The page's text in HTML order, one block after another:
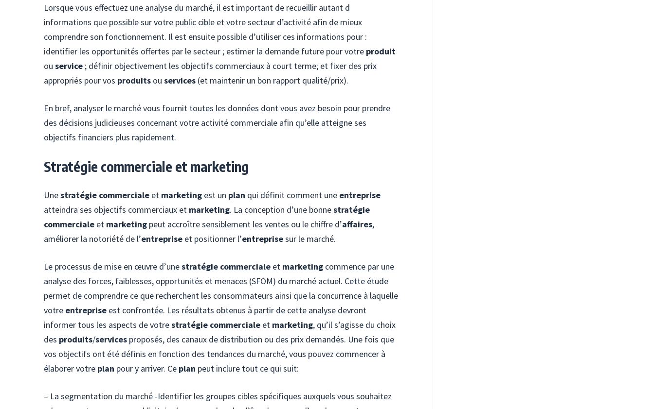
Lorsque vous effectuez une analyse du marché, il est important de recueillir autant d
informations que possible sur votre public cible et votre secteur d’activité afin de mieux
comprendre son fonctionnement. Il est ensuite possible d’utiliser ces informations pour :
identifier les opportunités offertes par le secteur ; estimer la demande future pour votre produit
ouservice ; définir objectivement les objectifs commerciaux à court terme; et fixer des prix
appropriés pour vos produits ouservices (et maintenir un bon rapport qualité/prix).
En bref, analyser le marché vous fournit toutes les données dont vous avez besoin pour prendre
des décisions judicieuses concernant votre activité commerciale afin qu’elle atteigne ses
objectifs financiers plus rapidement.
Stratégie commerciale et marketing
Unestratégie commerciale et marketing est un plan qui définit comment une entreprise
atteindra ses objectifs commerciaux et marketing. La conception d’une bonnestratégie
commerciale et marketing peut accroître sensiblement les ventes ou le chiffre d’affaires,
améliorer la notoriété de l’entreprise et positionner l’entreprisesur le marché.
Le processus de mise en œuvre d’unestratégie commerciale et marketing commence par une
analyse des forces, faiblesses, opportunités et menaces (SFOM) du marché actuel. Cette étude
permet de comprendre ce que recherchent les consommateurs ainsi que la concurrence à laquelle
votre entreprise est confrontée. Les résultats obtenus à partir de cette analyse devront
informer tous les aspects de votrestratégie commerciale et marketing, qu’il s’agisse du choix
des produits/services proposés, des canaux de distribution ou des prix demandés. Une fois que
vos objectifs ont été définis en fonction des tendances du marché, vous pouvez commencer à
élaborer votre plan pour y arriver. Ce plan peut inclure tout ce qui suit:
– La segmentation du marché -Identifier les groupes cibles spécifiques auxquels vous souhaitez